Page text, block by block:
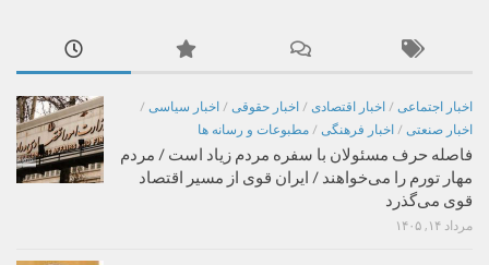
اخبار اجتماعی / اخبار اقتصادی / اخبار حقوقی / اخبار سیاسی /
اخبار صنعتی / اخبار فرهنگی / مطبوعات و رسانه ها
فاصله حرف مسئولان با سفره مردم زیاد است / مردم
مهار تورم را می‌خواهند / ایران قوی از مسیر اقتصاد
قوی می‌گذرد
مرداد ۱۴, ۱۴۰۵